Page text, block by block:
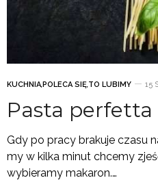
KUCHNIA,POLECA SIĘ,TO LUBIMY 15
Pasta perfetta
Gdy po pracy brakuje czasu
my w kilka minut chcemy
wybieramy makaron.…